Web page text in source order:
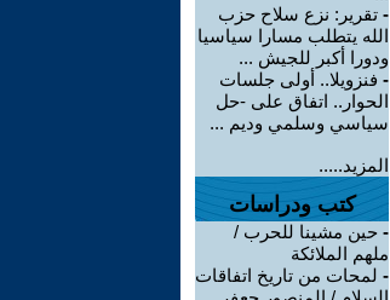
- تقرير: نزع سلاح حزب
الله يتطلب مسارا سياسيا
ودورا أكبر للجيش ...
- فنزويلا.. أولى جلسات
الحوار.. اتفاق على -حل
سياسي وسلمي وديم ...
المزيد.....
كتب ودراسات
- حين مشينا للحرب /
ملهم الملائكة
- لمحات من تاريخ اتفاقات